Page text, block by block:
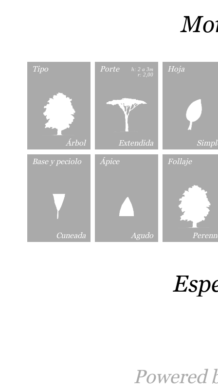
Tipo
Árbol
Porte
h: 2 a 3m
r: 2,00
Extendida
Hoja
Base y peciolo
Cuneada
Ápice
Agudo
Follaje
Powered